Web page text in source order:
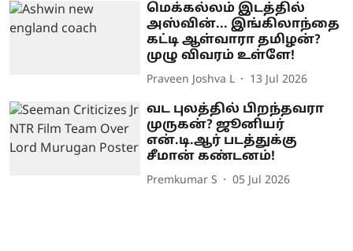
மெக்கல்லம் இடத்தில்
அஸ்வின்... இங்கிலாந்தை
கட்டி ஆள்வாரா தமிழன்?
முழு விவரம் உள்ளே!
Praveen Joshva L 13 Jul 2026
வட புலத்தில் பிறந்தவரா
முருகன்? ஜூனியர்
என்.டி.ஆர் படத்துக்கு
சீமான் கண்டனம்!
Premkumar S 05 Jul 2026